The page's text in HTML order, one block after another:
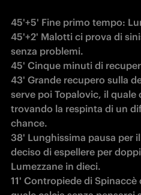
45'+5' Fine primo tempo:
45'+2' Malotti ci prova di
senza problemi.
45' Cinque minuti di
43' Grande recupero sulla
serve poi Topalovic, il
trovando la respinta di un
chance.
38' Lunghissima pausa per
deciso di espellere per
Lumezzane in dieci.
11' Contropiede di